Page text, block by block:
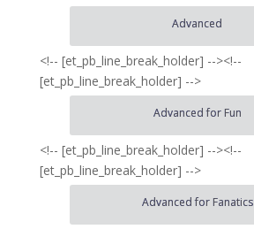
Advanced
<!-- [et_pb_line_break_holder] --><!--
[et_pb_line_break_holder] -->
Advanced for Fun
<!-- [et_pb_line_break_holder] --><!--
[et_pb_line_break_holder] -->
Advanced for Fanatics